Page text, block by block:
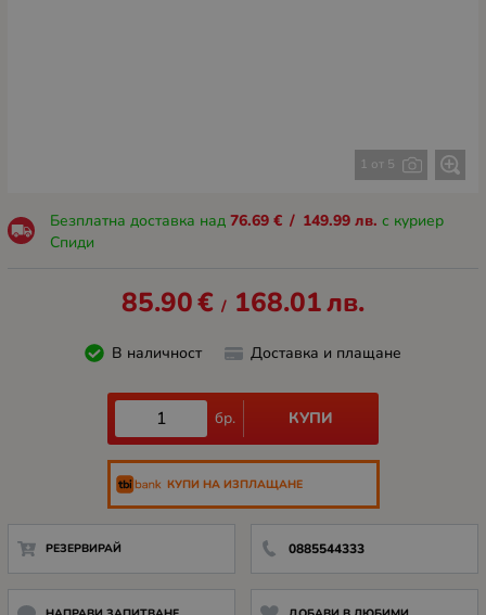
1 от 5
Безплатна доставка над 76.69 € / 149.99 лв. с куриер
Спиди
85.90€ / 168.01лв.
В наличност Доставка и плащане
бр. КУПИ
КУПИ НА ИЗПЛАЩАНЕ
РЕЗЕРВИРАЙ 0885544333